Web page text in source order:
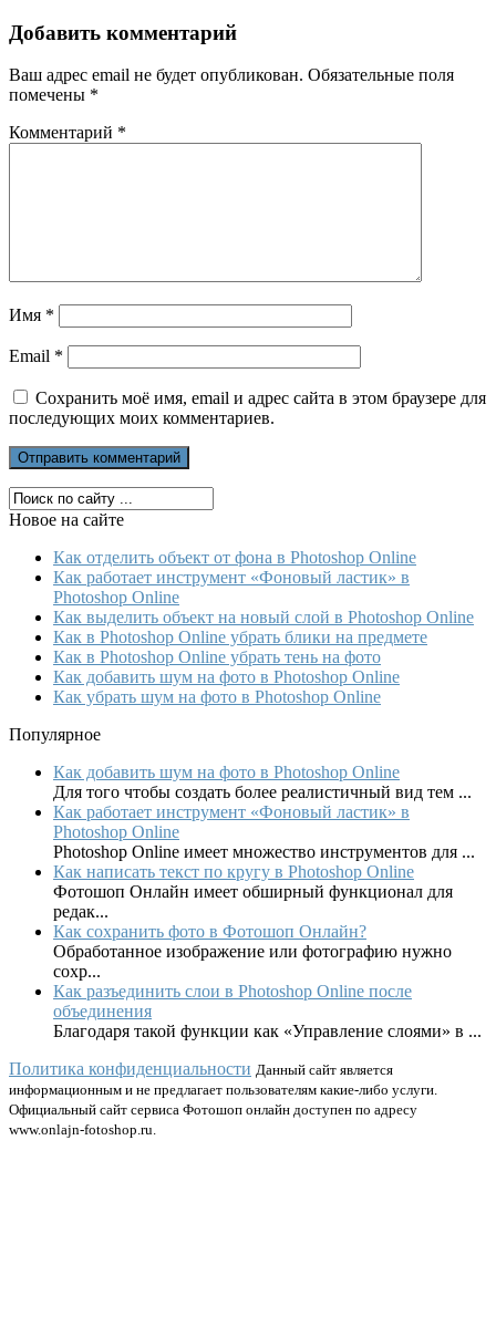
Добавить комментарий
Ваш адрес email не будет опубликован. Обязательные поля
помечены *
Комментарий *
Имя *
Email *
Сохранить моё имя, email и адрес сайта в этом браузере для
последующих моих комментариев.
Новое на сайте
Как отделить объект от фона в Photoshop Online
Как работает инструмент «Фоновый ластик» в
Photoshop Online
Как выделить объект на новый слой в Photoshop Online
Как в Photoshop Online убрать блики на предмете
Как в Photoshop Online убрать тень на фото
Как добавить шум на фото в Photoshop Online
Как убрать шум на фото в Photoshop Online
Популярное
Как добавить шум на фото в Photoshop Online
Для того чтобы создать более реалистичный вид тем ...
Как работает инструмент «Фоновый ластик» в
Photoshop Online
Photoshop Online имеет множество инструментов для ...
Как написать текст по кругу в Photoshop Online
Фотошоп Онлайн имеет обширный функционал для
редак...
Как сохранить фото в Фотошоп Онлайн?
Обработанное изображение или фотографию нужно
сохр...
Как разъединить слои в Photoshop Online после
объединения
Благодаря такой функции как «Управление слоями» в ...
Политика конфиденциальности Данный сайт является
информационным и не предлагает пользователям какие-либо услуги.
Официальный сайт сервиса Фотошоп онлайн доступен по адресу
www.onlajn-fotoshop.ru.